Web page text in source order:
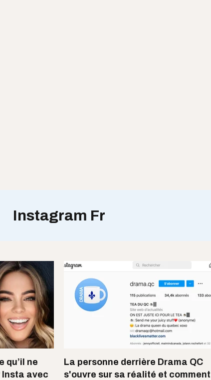
Instagram Fr
qu’il ne
avec
La personne derrière Drama QC
s'ouvre sur sa réalité et comment